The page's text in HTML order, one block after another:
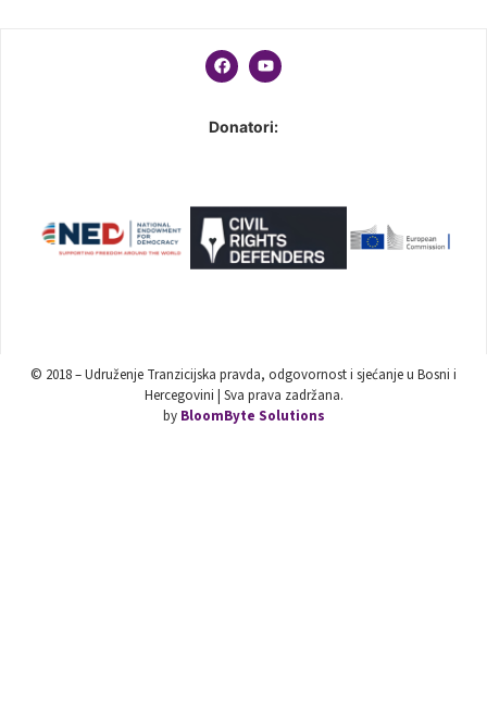
Donatori:
© 2018 – Udruženje Tranzicijska pravda, odgovornost i sjećanje u Bosni i
Hercegovini | Sva prava zadržana.
by BloomByte Solutions